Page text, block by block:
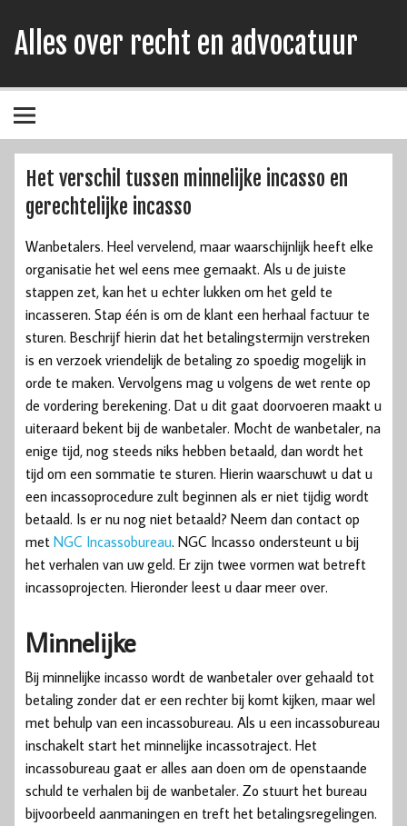
Alles over recht en advocatuur
Het verschil tussen minnelijke incasso en
gerechtelijke incasso
Wanbetalers. Heel vervelend, maar waarschijnlijk heeft elke
organisatie het wel eens mee gemaakt. Als u de juiste
stappen zet, kan het u echter lukken om het geld te
incasseren. Stap één is om de klant een herhaal factuur te
sturen. Beschrijf hierin dat het betalingstermijn verstreken
is en verzoek vriendelijk de betaling zo spoedig mogelijk in
orde te maken. Vervolgens mag u volgens de wet rente op
de vordering berekening. Dat u dit gaat doorvoeren maakt u
uiteraard bekent bij de wanbetaler. Mocht de wanbetaler, na
enige tijd, nog steeds niks hebben betaald, dan wordt het
tijd om een sommatie te sturen. Hierin waarschuwt u dat u
een incassoprocedure zult beginnen als er niet tijdig wordt
betaald. Is er nu nog niet betaald? Neem dan contact op
met NGC Incassobureau. NGC Incasso ondersteunt u bij
het verhalen van uw geld. Er zijn twee vormen wat betreft
incassoprojecten. Hieronder leest u daar meer over.
Minnelijke
Bij minnelijke incasso wordt de wanbetaler over gehaald tot
betaling zonder dat er een rechter bij komt kijken, maar wel
met behulp van een incassobureau. Als u een incassobureau
inschakelt start het minnelijke incassotraject. Het
incassobureau gaat er alles aan doen om de openstaande
schuld te verhalen bij de wanbetaler. Zo stuurt het bureau
bijvoorbeeld aanmaningen en treft het betalingsregelingen.